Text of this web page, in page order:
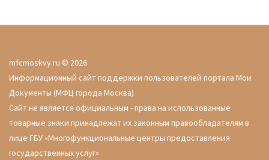
mfcmoskvy.ru © 2026
Информационный сайт поддержки пользователей портала Мои
Документы (МФЦ города Москва)
Сайт не является официальным - права на использованные
товарные знаки принадлежат их законным правообладателям в
лице ГБУ «Многофункциональные центры предоставления
государственных услуг»